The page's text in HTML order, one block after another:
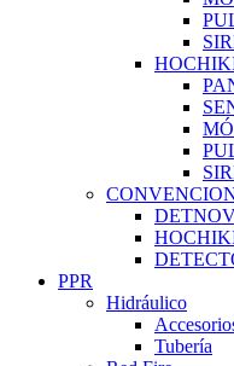
PPR
Hidráulico
Tubería